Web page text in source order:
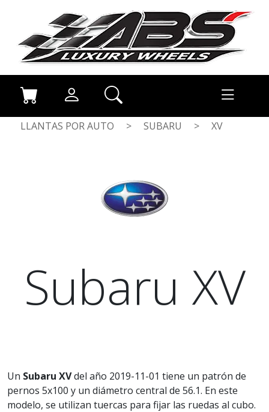
LLANTAS POR AUTO > SUBARU > XV
Subaru XV
Un Subaru XVdel año 2019-11-01 tiene un patrón de
pernos 5x100 y un diámetro central de 56.1. En este
modelo, se utilizan tuercas para fijar las ruedas al cubo.